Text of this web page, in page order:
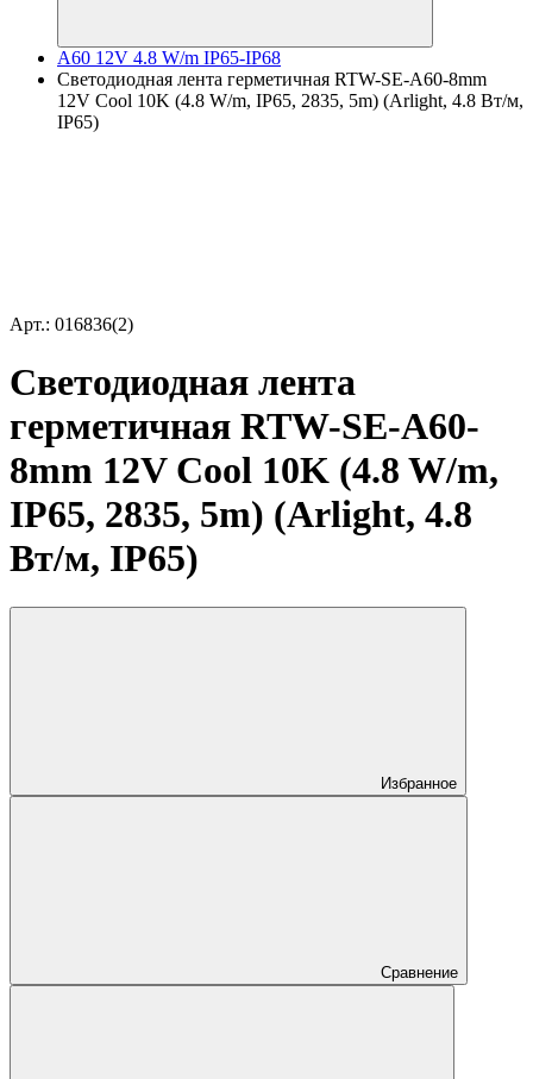
A60 12V 4.8 W/m IP65-IP68
Светодиодная лента герметичная RTW-SE-A60-8mm
12V Cool 10K (4.8 W/m, IP65, 2835, 5m) (Arlight, 4.8 Вт/м,
IP65)
Арт.: 016836(2)
Светодиодная лента
герметичная RTW-SE-A60-
8mm 12V Cool 10K (4.8 W/m,
IP65, 2835, 5m) (Arlight, 4.8
Вт/м, IP65)
Избранное
Сравнение